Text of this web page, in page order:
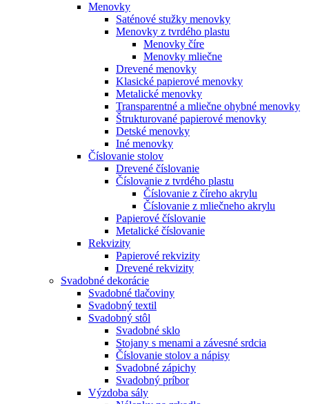
Menovky
Saténové stužky menovky
Menovky z tvrdého plastu
Menovky číre
Menovky mliečne
Drevené menovky
Klasické papierové menovky
Metalické menovky
Transparentné a mliečne ohybné menovky
Štrukturované papierové menovky
Detské menovky
Iné menovky
Číslovanie stolov
Drevené číslovanie
Číslovanie z tvrdého plastu
Číslovanie z číreho akrylu
Číslovanie z mliečneho akrylu
Papierové číslovanie
Metalické číslovanie
Rekvizity
Papierové rekvizity
Drevené rekvizity
Svadobné dekorácie
Svadobné tlačoviny
Svadobný textil
Svadobný stôl
Svadobné sklo
Stojany s menami a závesné srdcia
Číslovanie stolov a nápisy
Svadobné zápichy
Svadobný príbor
Výzdoba sály